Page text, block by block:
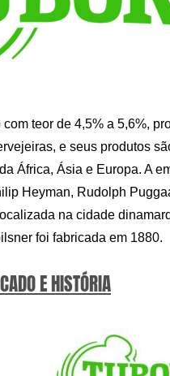
teor de 4,5% a 5,6%,
e seus produtos
África, Ásia e Europa. A
Heyman, Rudolph
na cidade
foi fabricada em 1880.
E HISTÓRIA